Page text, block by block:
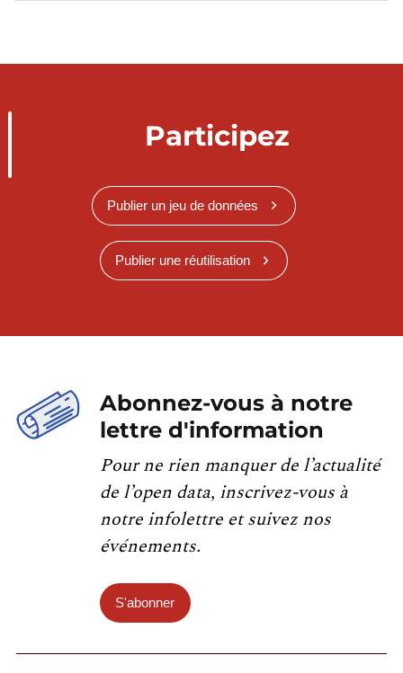
Participez
Publier un jeu de données
Publier une réutilisation
Abonnez-vous à notre
lettre d'information
Pour ne rien manquer de l’actualité
de l’open data, inscrivez-vous à
notre infolettre et suivez nos
événements.
S'abonner